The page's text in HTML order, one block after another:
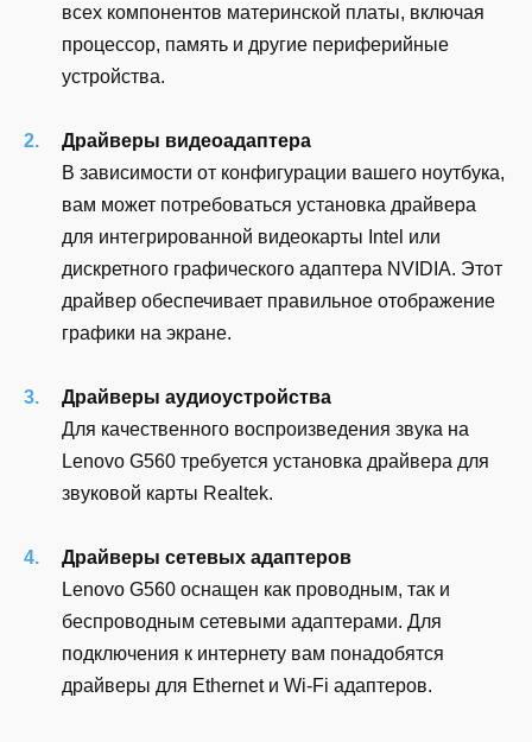
всех компонентов материнской платы, включая
процессор, память и другие периферийные
устройства.
Драйверы видеоадаптера
В зависимости от конфигурации вашего ноутбука,
вам может потребоваться установка драйвера
для интегрированной видеокарты Intel или
дискретного графического адаптера NVIDIA. Этот
драйвер обеспечивает правильное отображение
графики на экране.
Драйверы аудиоустройства
Для качественного воспроизведения звука на
Lenovo G560 требуется установка драйвера для
звуковой карты Realtek.
Драйверы сетевых адаптеров
Lenovo G560 оснащен как проводным, так и
беспроводным сетевыми адаптерами. Для
подключения к интернету вам понадобятся
драйверы для Ethernet и Wi-Fi адаптеров.